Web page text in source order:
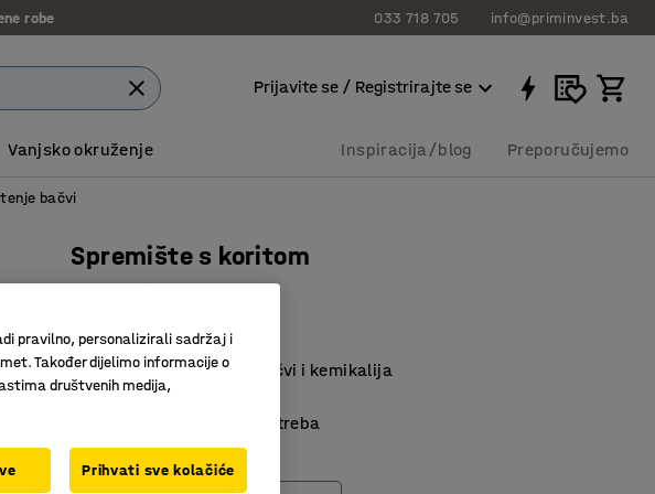
033 718 705 info@priminvest.ba
Prijavite se / Registrirajte se
Vanjsko okruženje Inspiracija/blog Preporučujemo
bačvi
Spremište s koritom
Za 2 bačve
Sigurno skladištenje bačvi i kemikalija
Rolo vrata
Vanjska i unutarnja upotreba
Broj bačve
pravilno, personalizirali sadržaj i
Također dijelimo informacije o
društvenih medija,
Prihvati sve kolačiće